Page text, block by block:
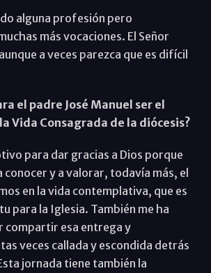
alguna profesión pero
más vocaciones. El Señor
a veces parezca que es difícil
el padre José Manuel ser el
Vida Consagrada de la diócesis?
para dar gracias a Dios porque
conocer y a valorar, todavía más, el
en la vida contemplativa, que es
para la Iglesia. También me ha
compartir esa entrega y
veces callada y escondida detrás
jornada tiene también la